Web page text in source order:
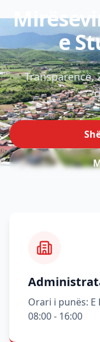
e
Orari i punës: E
08:00 - 16:00